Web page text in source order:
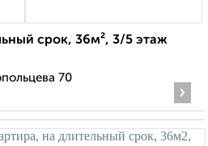
срок, 36м², 3/5 этаж
70
›